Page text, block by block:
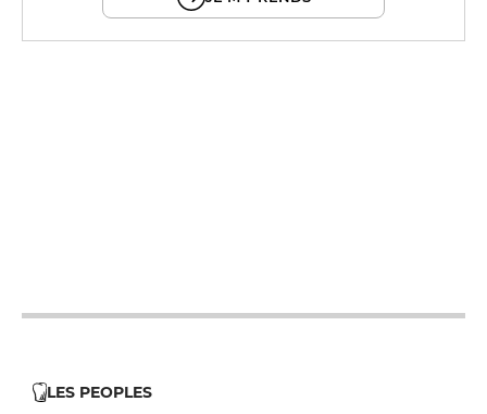
LES PEOPLES